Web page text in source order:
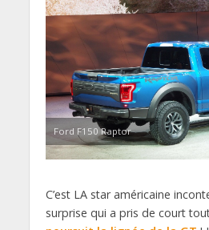
Ford F150 Raptor
C’est LA star américaine
surprise qui a pris de court